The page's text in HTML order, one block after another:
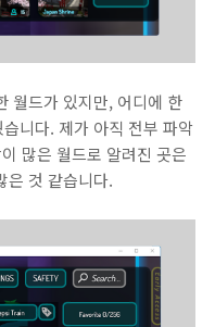
월드가 있지만, 어디에 한
니다. 제가 아직 전부 파악
많은 월드로 알려진 곳은
것 같습니다.